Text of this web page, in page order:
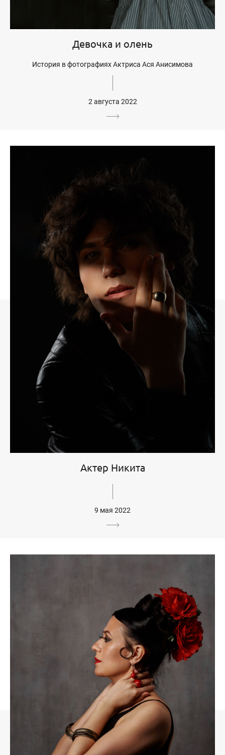
Девочка и олень
История в фотографиях Актриса Ася Анисимова
2 августа 2022
Актер Никита
9 мая 2022